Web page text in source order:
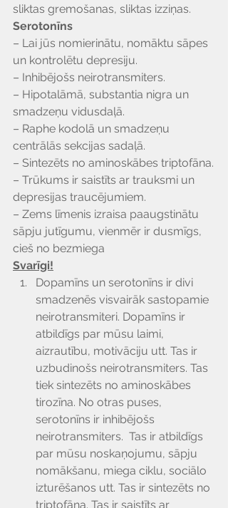
sliktas gremošanas, sliktas izziņas.
Serotonīns
– Lai jūs nomierinātu, nomāktu sāpes
un kontrolētu depresiju.
– Inhibējošs neirotransmiters.
– Hipotalāmā, substantia nigra un
smadzeņu vidusdaļā.
– Raphe kodolā un smadzeņu
centrālās sekcijas sadaļā.
– Sintezēts no aminoskābes triptofāna.
– Trūkums ir saistīts ar trauksmi un
depresijas traucējumiem.
– Zems līmenis izraisa paaugstinātu
sāpju jutīgumu, vienmēr ir dusmīgs,
cieš no bezmiega
Svarīgi!
Dopamīns un serotonīns ir divi
smadzenēs visvairāk sastopamie
neirotransmiteri. Dopamīns ir
atbildīgs par mūsu laimi,
aizrautību, motivāciju utt. Tas ir
uzbudinošs neirotransmiters. Tas
tiek sintezēts no aminoskābes
tirozīna. No otras puses,
serotonīns ir inhibējošs
neirotransmiters.  Tas ir atbildīgs
par mūsu noskaņojumu, sāpju
nomākšanu, miega ciklu, sociālo
izturēšanos utt. Tas ir sintezēts no
triptofāna. Tas ir saistīts ar